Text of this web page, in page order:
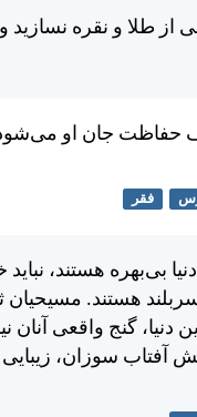
از طلا و نقره نسازيد
جان او می‌شود،
فقر
بی‌بهره هستند، نبايد
هستند. مسيحيان
دنيا، گنج واقعی
آفتاب سوزان،